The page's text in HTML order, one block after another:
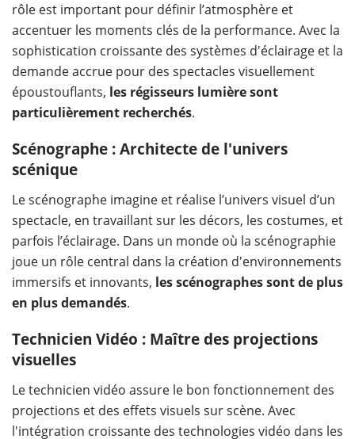
rôle est important pour définir l’atmosphère et
accentuer les moments clés de la performance. Avec la
sophistication croissante des systèmes d'éclairage et la
demande accrue pour des spectacles visuellement
époustouflants, les régisseurs lumière sont
particulièrement recherchés.
Scénographe : Architecte de l'univers
scénique
Le scénographe imagine et réalise l’univers visuel d’un
spectacle, en travaillant sur les décors, les costumes, et
parfois l’éclairage. Dans un monde où la scénographie
joue un rôle central dans la création d'environnements
immersifs et innovants, les scénographes sont de plus
en plus demandés.
Technicien Vidéo : Maître des projections
visuelles
Le technicien vidéo assure le bon fonctionnement des
projections et des effets visuels sur scène. Avec
l'intégration croissante des technologies vidéo dans les